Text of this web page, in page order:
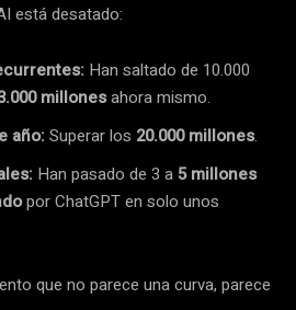
está desatado:
Han saltado de 10.000
millonesahora mismo.
año:Superar los 20.000 millones.
Han pasado de 3 a5 millones
por ChatGPT en solo unos
que no parece una curva, parece